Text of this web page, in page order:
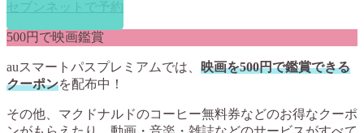
セブンネットで予約
500円で映画鑑賞
auスマートパスプレミアムでは、 映画を500円で鑑賞できる
クーポンを配布中！
その他、マクドナルドのコーヒー無料券などのお得なクーポ